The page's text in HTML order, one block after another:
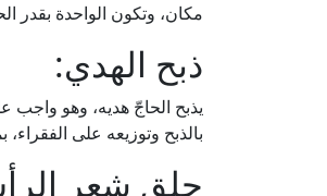
مكان، وتكون الواحدة بقدر
ذبح الهدي:
يذبح الحاجّ هديه، وهو واجب
بالذبح وتوزيعه على
حلق شعر